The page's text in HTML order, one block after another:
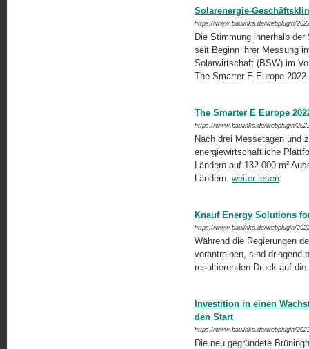
Solarenergie-
https://www.baulinks.de/webplugin/
Die Stimmung innerhalb
seit Beginn ihrer Messung
Solarwirtschaft (BSW) im
The Smarter E Europe
The Smarter E Europe
https://www.baulinks.de/webplugin/
Nach drei Messetagen und
energiewirtschaftliche
Ländern auf 132.000 m²
Ländern. weiter lesen
Knauf Energy Solutions
https://www.baulinks.de/webplugin/
Während die Regierungen
vorantreiben, sind dringend
resultierenden Druck auf
Investition in einen
den Start
https://www.baulinks.de/webplugin/
Die neu gegründete